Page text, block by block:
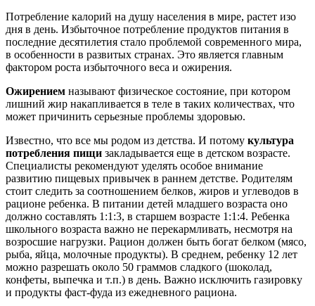
Потребление калорий на душу населения в мире, растет изо
дня в день. Избыточное потребление продуктов питания в
последние десятилетия стало проблемой современного мира,
в особенности в развитых странах. Это является главным
фактором роста избыточного веса и ожирения.
Ожирением называют физическое состояние, при котором
лишний жир накапливается в теле в таких количествах, что
может причинить серьезные проблемы здоровью.
Известно, что все мы родом из детства. И потому культура
потребления пищи закладывается еще в детском возрасте.
Специалисты рекомендуют уделять особое внимание
развитию пищевых привычек в раннем детстве. Родителям
стоит следить за соотношением белков, жиров и углеводов в
рационе ребенка. В питании детей младшего возраста оно
должно составлять 1:1:3, в старшем возрасте 1:1:4. Ребенка
школьного возраста важно не перекармливать, несмотря на
возросшие нагрузки. Рацион должен быть богат белком (мясо,
рыба, яйца, молочные продукты). В среднем, ребенку 12 лет
можно разрешать около 50 граммов сладкого (шоколад,
конфеты, выпечка и т.п.) в день. Важно исключить газировку
и продукты фаст-фуда из ежедневного рациона.